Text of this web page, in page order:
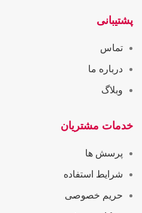
پشتیبانی
تماس
درباره ما
وبلاگ
خدمات مشتریان
پرسش ها
شرایط استفاده
حریم خصوصی